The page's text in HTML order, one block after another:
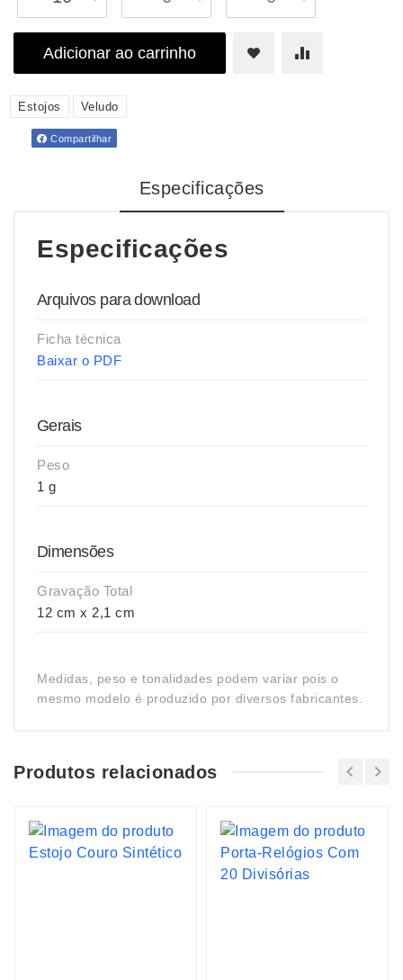
Adicionar ao carrinho
Estojos Veludo
Compartilhar
Especificações
Especificações
Arquivos para download
Ficha técnica
Baixar o PDF
Gerais
Peso
1 g
Dimensões
Gravação Total
12 cm x 2,1 cm
Medidas, peso e tonalidades podem variar pois o
mesmo modelo é produzido por diversos fabricantes.
Produtos relacionados